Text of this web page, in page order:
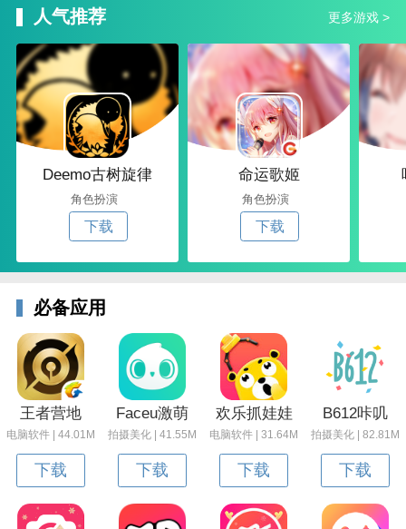
人气推荐 更多游戏 >
Deemo古树旋律
角色扮演
下载
命运歌姬
角色扮演
下载
必备应用
王者营地
电脑软件 | 44.01M
下载
Faceu激萌
拍摄美化 | 41.55M
下载
欢乐抓娃娃
电脑软件 | 31.64M
下载
B612咔叽
拍摄美化 | 82.81M
下载